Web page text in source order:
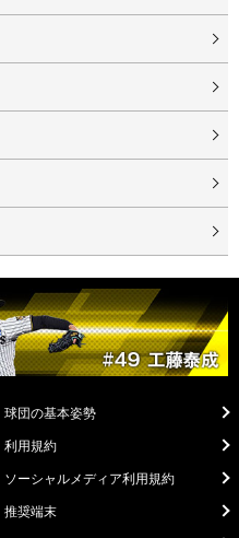
球団の基本姿勢
利用規約
ソーシャルメディア利用規約
推奨端末